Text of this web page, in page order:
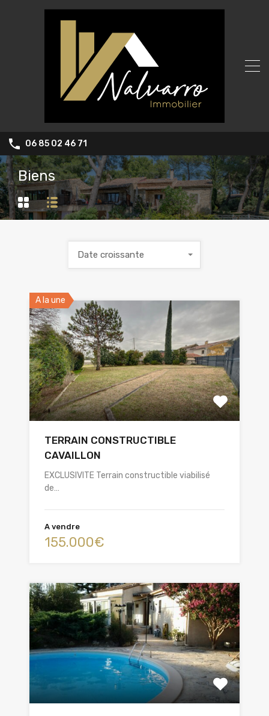
06 85 02 46 71
Biens
Date croissante
A la une
TERRAIN CONSTRUCTIBLE
CAVAILLON
EXCLUSIVITE Terrain constructible viabilisé
de…
A vendre
155.000€